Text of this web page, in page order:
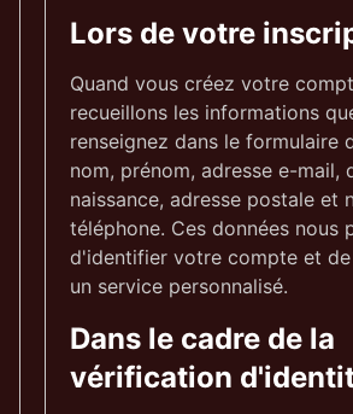
Lors de votre
Quand vous créez votre
recueillons les informations
renseignez dans le formulaire
nom, prénom, adresse e-mail,
naissance, adresse postale et
téléphone. Ces données nous
d'identifier votre compte et
un service personnalisé.
Dans le cadre de la
vérification